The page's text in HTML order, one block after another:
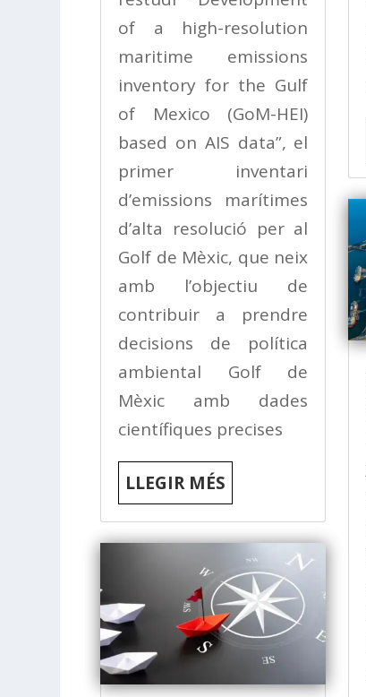
of a high-resolution
maritime emissions
inventory for the Gulf
of Mexico (GoM-HEI)
based on AIS data”, el
primer inventari
d’emissions marítimes
d’alta resolució per al
Golf de Mèxic, que neix
amb l’objectiu de
contribuir a prendre
decisions de política
ambiental Golf de
Mèxic amb dades
científiques precises
LLEGIR MÉS